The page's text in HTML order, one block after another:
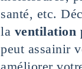
santé, etc.
la ventilation
peut assainir